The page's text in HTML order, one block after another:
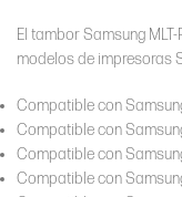
El tambor Samsung
modelos de impresoras
Compatible con
Compatible con
Compatible con
Compatible con